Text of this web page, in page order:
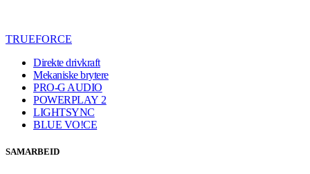
TRUEFORCE
Direkte drivkraft
Mekaniske brytere
PRO-G AUDIO
POWERPLAY 2
LIGHTSYNC
BLUE VO!CE
SAMARBEID